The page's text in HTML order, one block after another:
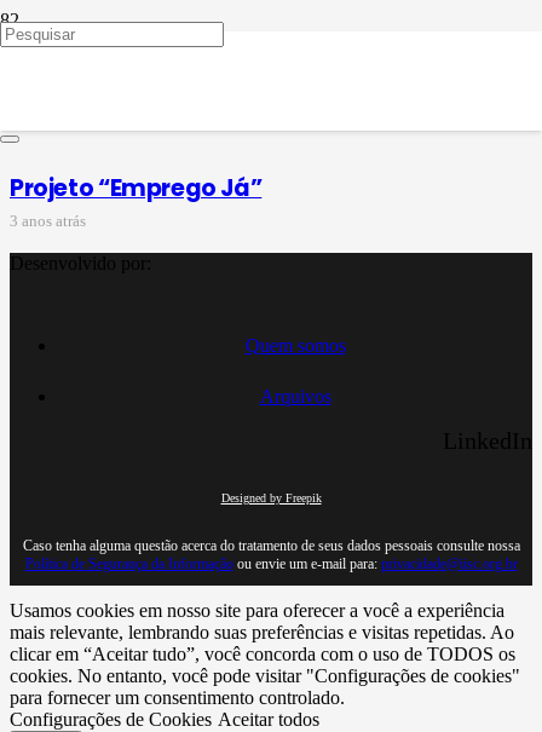
EJA do colégio santa
Projeto “Emprego Já”
3 anos atrás
Desenvolvido por:
Quem somos
Arquivos
LinkedIn
Designed by Freepik
Caso tenha alguma questão acerca do tratamento de seus dados pessoais consulte nossa
Política de Segurança da Informaçãoou envie um e-mail para: privacidade@iisc.org.br
Usamos cookies em nosso site para oferecer a você a experiência
mais relevante, lembrando suas preferências e visitas repetidas. Ao
clicar em “Aceitar tudo”, você concorda com o uso de TODOS os
cookies. No entanto, você pode visitar "Configurações de cookies"
para fornecer um consentimento controlado.
Configurações de Cookies Aceitar todos